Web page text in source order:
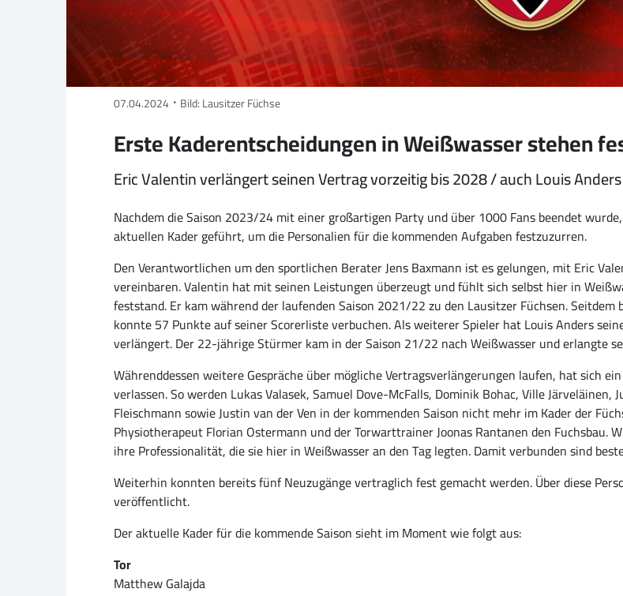
07.04.2024 Bild: Lausitzer Füchse
Erste Kaderentscheidungen in Weißwasser stehen
Eric Valentin verlängert seinen Vertrag vorzeitig bis 2028 / auch Louis
Nachdem die Saison 2023/24 mit einer großartigen Party und über 1000 Fans beendet
aktuellen Kader geführt, um die Personalien für die kommenden Aufgaben festzuzurren.
Den Verantwortlichen um den sportlichen Berater Jens Baxmann ist es gelungen, mit Eric
vereinbaren. Valentin hat mit seinen Leistungen überzeugt und fühlt sich selbst hier in
feststand. Er kam während der laufenden Saison 2021/22 zu den Lausitzer Füchsen.
konnte 57 Punkte auf seiner Scorerliste verbuchen. Als weiterer Spieler hat Louis Anders
verlängert. Der 22-jährige Stürmer kam in der Saison 21/22 nach Weißwasser und erlangte
Währenddessen weitere Gespräche über mögliche Vertragsverlängerungen laufen, hat sich
verlassen. So werden Lukas Valasek, Samuel Dove-McFalls, Dominik Bohac, Ville
Fleischmann sowie Justin van der Ven in der kommenden Saison nicht mehr im Kader der
Physiotherapeut Florian Ostermann und der Torwarttrainer Joonas Rantanen den
ihre Professionalität, die sie hier in Weißwasser an den Tag legten. Damit verbunden sind
Weiterhin konnten bereits fünf Neuzugänge vertraglich fest gemacht werden. Über diese
veröffentlicht.
Der aktuelle Kader für die kommende Saison sieht im Moment wie folgt aus:
Tor
Matthew Galajda